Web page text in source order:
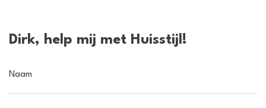
Dirk, help mij met Huisstijl!
Naam